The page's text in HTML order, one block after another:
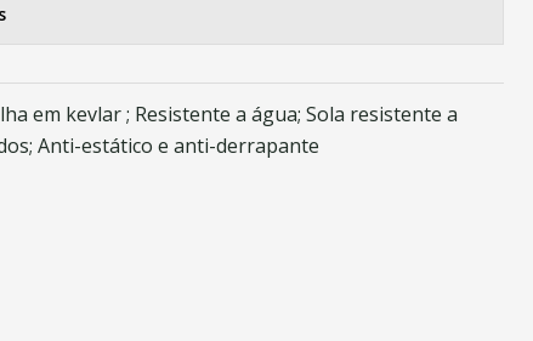
em kevlar ; Resistente a água; Sola resistente a
Anti-estático e anti-derrapante